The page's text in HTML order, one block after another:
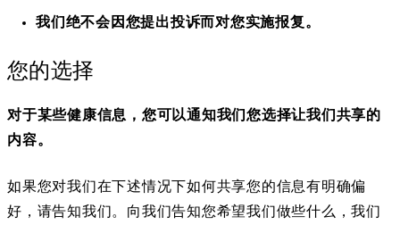
i
e
a
我们绝不会因您提出投诉而对您实施报复。
您的选择
对于某些健康信息，您可以通知我们您选择让我们共享的
内容。
如果您对我们在下述情况下如何共享您的信息有明确偏
好，请告知我们。向我们告知您希望我们做些什么，我们